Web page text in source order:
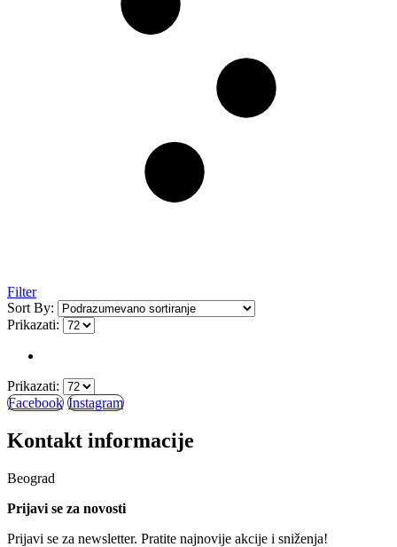
Filter
Sort By:
Prikazati:
Prikazati:
Facebook Instagram
Kontakt informacije
Beograd
Prijavi se za novosti
Prijavi se za newsletter. Pratite najnovije akcije i sniženja!